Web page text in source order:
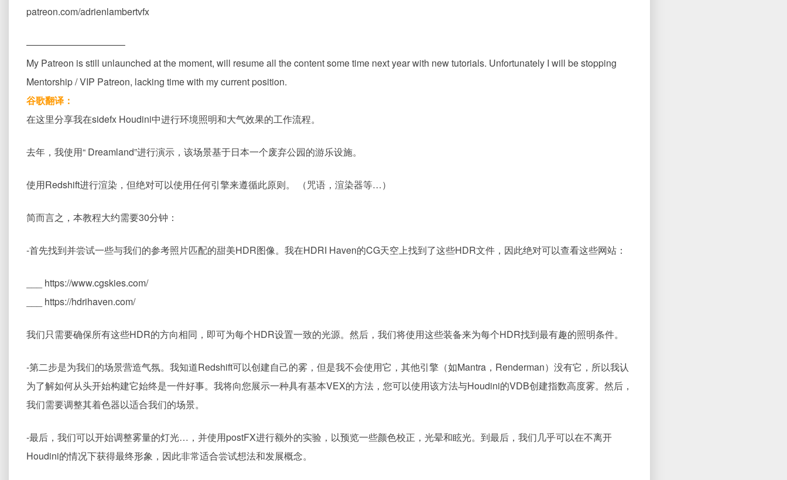
patreon.com/adrienlambertvfx
——————————–
My Patreon is still unlaunched at the moment, will resume all the content some time next year with new tutorials. Unfortunately I will be stopping
Mentorship / VIP Patreon, lacking time with my current position.
谷歌翻译：
在这里分享我在sidefx Houdini中进行环境照明和大气效果的工作流程。
去年，我使用“ Dreamland”进行演示，该场景基于日本一个废弃公园的游乐设施。
使用Redshift进行渲染，但绝对可以使用任何引擎来遵循此原则。 （咒语，渲染器等…）
简而言之，本教程大约需要30分钟：
-首先找到并尝试一些与我们的参考照片匹配的甜美HDR图像。我在HDRI Haven的CG天空上找到了这些HDR文件，因此绝对可以查看这些网站：
___ https://www.cgskies.com/
___ https://hdrihaven.com/
我们只需要确保所有这些HDR的方向相同，即可为每个HDR设置一致的光源。然后，我们将使用这些装备来为每个HDR找到最有趣的照明条件。
-第二步是为我们的场景营造气氛。我知道Redshift可以创建自己的雾，但是我不会使用它，其他引擎（如Mantra，Renderman）没有它，所以我认
为了解如何从头开始构建它始终是一件好事。我将向您展示一种具有基本VEX的方法，您可以使用该方法与Houdini的VDB创建指数高度雾。然后，
我们需要调整其着色器以适合我们的场景。
-最后，我们可以开始调整雾量的灯光…，并使用postFX进行额外的实验，以预览一些颜色校正，光晕和眩光。到最后，我们几乎可以在不离开
Houdini的情况下获得最终形象，因此非常适合尝试想法和发展概念。